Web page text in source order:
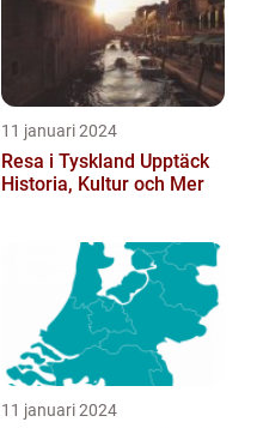
11 januari 2024
Resa i Tyskland Upptäck
Historia, Kultur och Mer
11 januari 2024